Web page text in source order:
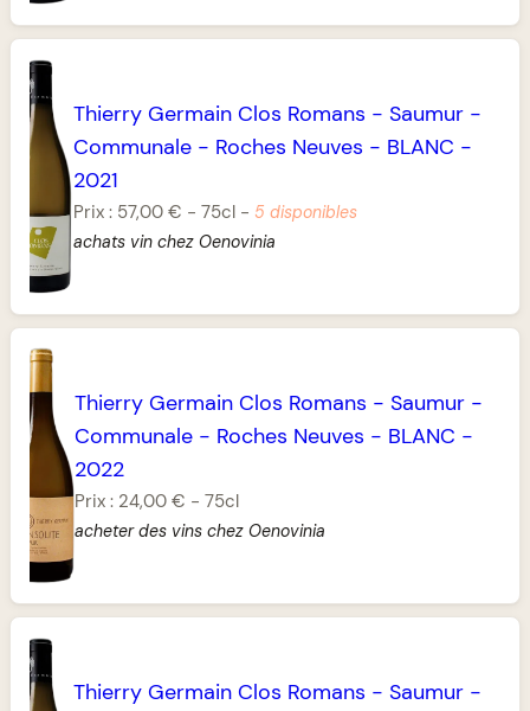
Thierry Germain Clos Romans - Saumur-
Communale- Roches Neuves - BLANC -
2021
Prix : 57,00 € - 75cl- 5 disponibles
achats vin chez Oenovinia
Thierry Germain Clos Romans - Saumur-
Communale- Roches Neuves - BLANC -
2022
Prix : 24,00 € - 75cl
acheter des vins chez Oenovinia
Thierry Germain Clos Romans - Saumur-